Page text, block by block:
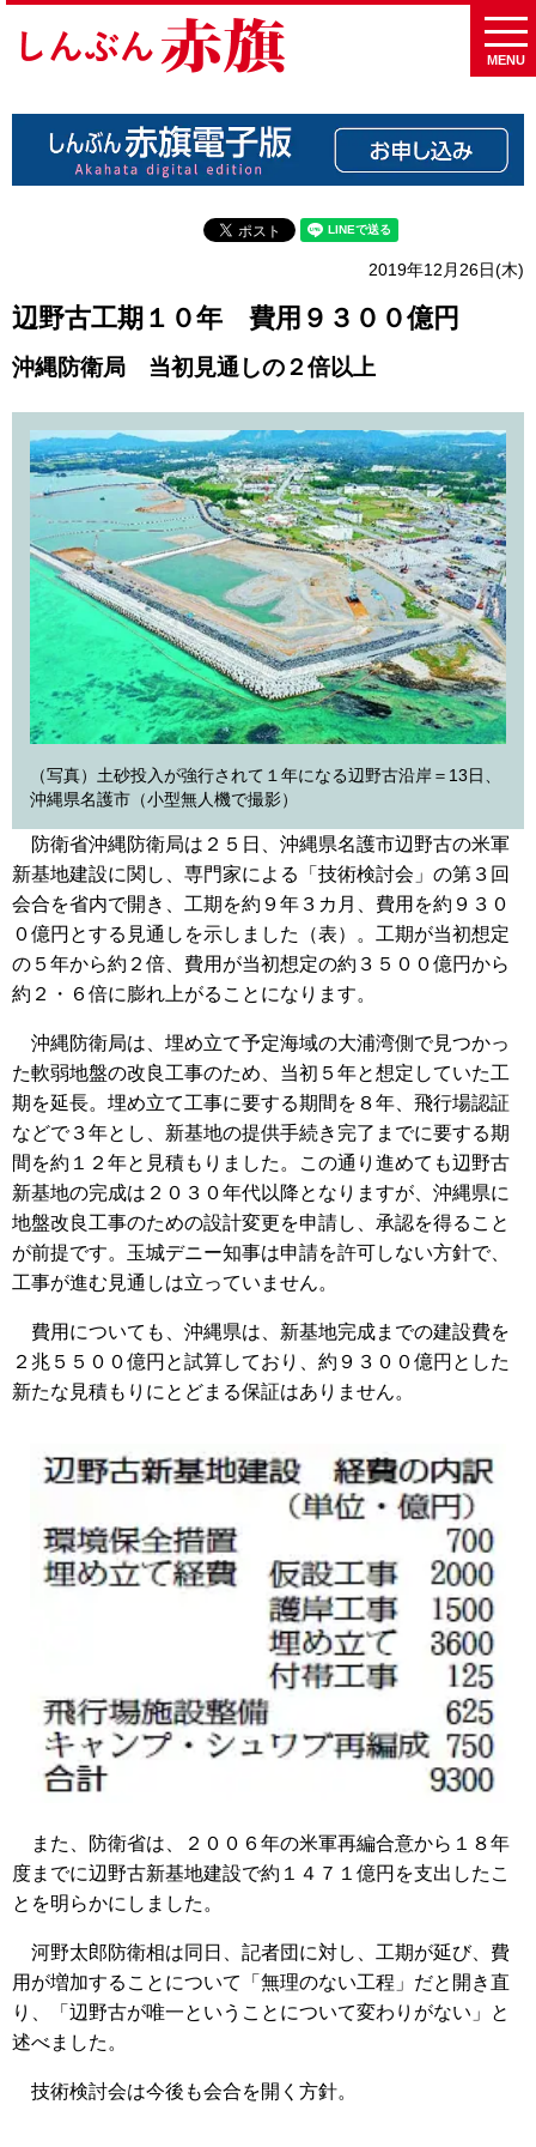
MENU
2019年12月26日(木)
辺野古工期１０年 費用９３００億円
沖縄防衛局 当初見通しの２倍以上
（写真）土砂投入が強行されて１年になる辺野古沿岸＝13日、
沖縄県名護市（小型無人機で撮影）
防衛省沖縄防衛局は２５日、沖縄県名護市辺野古の米軍
新基地建設に関し、専門家による「技術検討会」の第３回
会合を省内で開き、工期を約９年３カ月、費用を約９３０
０億円とする見通しを示しました（表）。工期が当初想定
の５年から約２倍、費用が当初想定の約３５００億円から
約２・６倍に膨れ上がることになります。
沖縄防衛局は、埋め立て予定海域の大浦湾側で見つかっ
た軟弱地盤の改良工事のため、当初５年と想定していた工
期を延長。埋め立て工事に要する期間を８年、飛行場認証
などで３年とし、新基地の提供手続き完了までに要する期
間を約１２年と見積もりました。この通り進めても辺野古
新基地の完成は２０３０年代以降となりますが、沖縄県に
地盤改良工事のための設計変更を申請し、承認を得ること
が前提です。玉城デニー知事は申請を許可しない方針で、
工事が進む見通しは立っていません。
費用についても、沖縄県は、新基地完成までの建設費を
２兆５５００億円と試算しており、約９３００億円とした
新たな見積もりにとどまる保証はありません。
また、防衛省は、２００６年の米軍再編合意から１８年
度までに辺野古新基地建設で約１４７１億円を支出したこ
とを明らかにしました。
河野太郎防衛相は同日、記者団に対し、工期が延び、費
用が増加することについて「無理のない工程」だと開き直
り、「辺野古が唯一ということについて変わりがない」と
述べました。
技術検討会は今後も会合を開く方針。